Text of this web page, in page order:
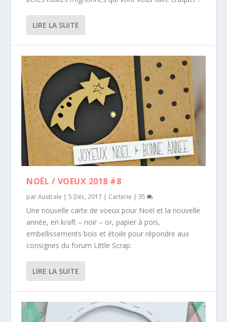
LIRE LA SUITE
NOËL / VOEUX 2018 #8
parAustrale |5 Déc, 2017 | Carterie |35
Une nouvelle carte de voeux pour Noël et la nouvelle
année, en kraft – noir – or, papier à pois,
embellissements bois et étoile pour répondre aux
consignes du forum Little Scrap.
LIRE LA SUITE